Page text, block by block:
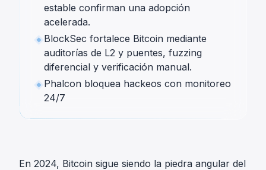
estable confirman una adopción
acelerada.
BlockSec fortalece Bitcoin mediante
auditorías de L2 y puentes, fuzzing
diferencial y verificación manual.
Phalcon bloquea hackeos con monitoreo
24/7
En 2024, Bitcoin sigue siendo la piedra angular del